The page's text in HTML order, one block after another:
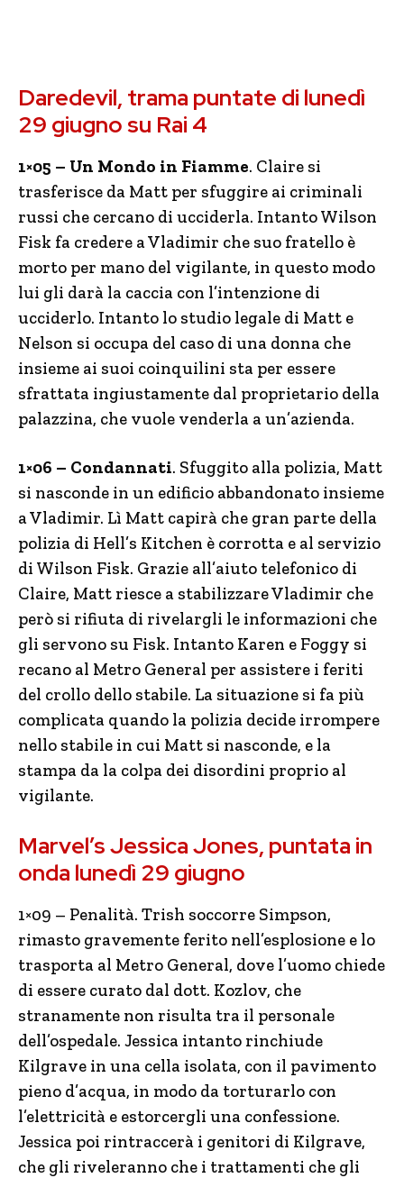
Daredevil, trama puntate di lunedì
29 giugno su Rai 4
1×05 – Un Mondo in Fiamme. Claire si
trasferisce da Matt per sfuggire ai criminali
russi che cercano di ucciderla. Intanto Wilson
Fisk fa credere a Vladimir che suo fratello è
morto per mano del vigilante, in questo modo
lui gli darà la caccia con l’intenzione di
ucciderlo. Intanto lo studio legale di Matt e
Nelson si occupa del caso di una donna che
insieme ai suoi coinquilini sta per essere
sfrattata ingiustamente dal proprietario della
palazzina, che vuole venderla a un’azienda.
1×06 – Condannati. Sfuggito alla polizia, Matt
si nasconde in un edificio abbandonato insieme
a Vladimir. Lì Matt capirà che gran parte della
polizia di Hell’s Kitchen è corrotta e al servizio
di Wilson Fisk. Grazie all’aiuto telefonico di
Claire, Matt riesce a stabilizzare Vladimir che
però si rifiuta di rivelargli le informazioni che
gli servono su Fisk. Intanto Karen e Foggy si
recano al Metro General per assistere i feriti
del crollo dello stabile. La situazione si fa più
complicata quando la polizia decide irrompere
nello stabile in cui Matt si nasconde, e la
stampa da la colpa dei disordini proprio al
vigilante.
Marvel’s Jessica Jones, puntata in
onda lunedì 29 giugno
1×09 – Penalità. Trish soccorre Simpson,
rimasto gravemente ferito nell’esplosione e lo
trasporta al Metro General, dove l’uomo chiede
di essere curato dal dott. Kozlov, che
stranamente non risulta tra il personale
dell’ospedale. Jessica intanto rinchiude
Kilgrave in una cella isolata, con il pavimento
pieno d’acqua, in modo da torturarlo con
l’elettricità e estorcergli una confessione.
Jessica poi rintraccerà i genitori di Kilgrave,
che gli riveleranno che i trattamenti che gli